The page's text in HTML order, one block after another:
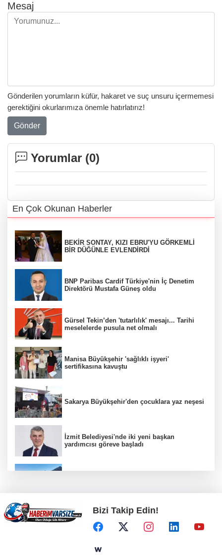
Mesaj
Gönderilen yorumların küfür, hakaret ve suç unsuru içermemesi
gerektiğini okurlarımıza önemle hatırlatırız!
Gönder
Yorumlar (0)
En Çok Okunan Haberler
BEKİR SONTAY, KIZI EBRU'YU GÖRKEMLİ
BİR DÜĞÜNLE EVLENDİRDİ
BNP Paribas Cardif Türkiye'nin İç Denetim
Direktörü Mustafa Güneş oldu
Gürsel Tekin’den 'tutarlılık' mesajı... Tarihi
meselelerde pusula net olmalı
Manisa Büyükşehir 'sağlıklı işyeri'
sertifikasına kavuştu
Sakarya Büyükşehir'den çocuklara yaz neşesi
İzmit Belediyesi'nde iki yeni başkan
yardımcısı göreve başladı
İMES OSB geleceğin sanayisini inşa ediyor!
Sanayinin geleceği İMES OSB'de konuşuldu
CHP'li Sarıbal'dan orman yangınları ve tarım
Bizi Takip Edin!